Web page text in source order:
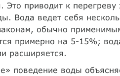
Это приводит к
Вода ведет себя
обычно
примерно на 5-15%;
расширяется.
поведение воды